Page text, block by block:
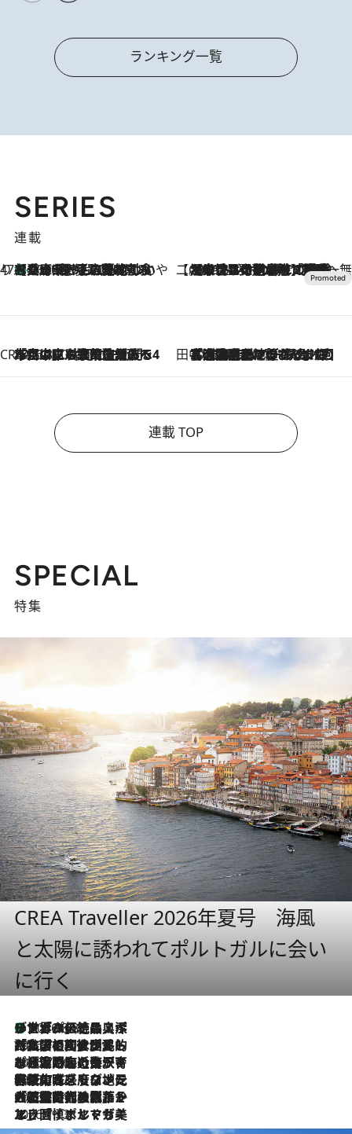
ランキング一覧
SERIES
連載
47都道府県の手みやげ ひんやりスイーツで夏を満喫
2026.8.8
【兵庫県】この夏絶対食べたい 冷やしておいしいおやつ3選 淡路島の恵みをジェラートに集約 【CREA×星野リゾート】唯一無二。癒しと発見が待つ場所へ
2026.8.7
【トンボの足水浴】ヒノキの香りに包まれて涼感マックス！約13℃の湧水かけ流しを避暑地「星野温泉 トンボの湯」で体験
CREA'S CHOICE
2026.8.7
「立川にも歌舞伎があるんだよ」 片岡仁左衛門・市川中車ら豪華座組みで4年目の立川立飛歌舞伎へ 田中稲の勝手に再ブーム
2026.8.7
「湘南乃風に憧れて」観客大盛上がりの“タオル回し”に、ラッパー顔負けの高速歌唱まで…さだまさし（74）のアグレッシブすぎる現在地
連載 TOP
SPECIAL
特集
CREA Traveller 2026年夏号 海風
と太陽に誘われてポルトガルに会い
に行く
2026.8.8
リスボンの絶品スイーツ「パステル・デ・ナタ」とは？ポルトガル伝統の奥深い世界へ
2026.7.27
「私の祖国はポルトガル語です」国民的詩人フェルナンド・ペソアと、彼が愛した文学の街を歩く
2026.7.26
ポルトガル近海が育む極上の海の幸。キリリと冷えた白ワインと愉しむ、シーフード専門店の贅沢
2026.7.22
伝統の味をモダンに昇華。高感度な地元客が集う、リスボンの最旬ガストロノミー
2026.7.21
大航海時代の栄華から、震災、独裁、そして革命へ。ポルトガル・首都リスボンの石畳に刻まれた「歴史の光と影」
2026.7.13
エッセイ・ヤマザキマリ「慎ましくも美しき国 ポルトガル」